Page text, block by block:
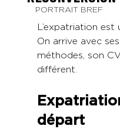
PORTRAIT BREF
L’expatriation
On arrive avec
méthodes, son
différent.
départ